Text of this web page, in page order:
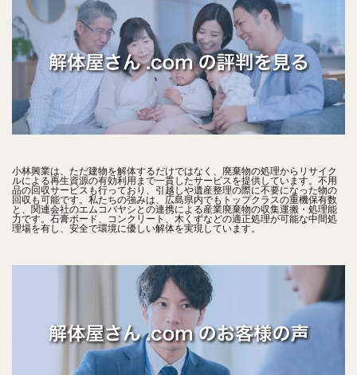
小林興業は、ただ建物を解体するだけではなく、廃棄物の処理からリサイク
ルによる再生資源の有効利用まで一貫したサービスを提供しています。不用
品の回収サービスも行っており、引越しや遺産整理の際に不要になった物の
回収も可能です。私たちの強みは、広島県内でもトップクラスの重機保有数
と、関連会社のエムコバヤシとの連携による産業廃棄物の収集運搬・処理能
力です。石膏ボード、コンクリート、木くずなどの適正処理が可能な中間処
理場を有し、安全で環境に優しい解体を実現しています。